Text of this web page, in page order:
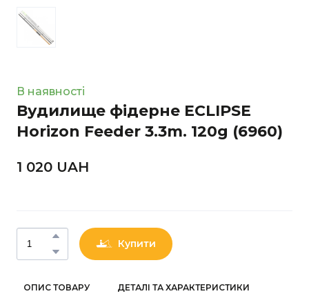
В наявності
Вудилище фідерне ECLIPSE
Horizon Feeder 3.3m. 120g (6960)
1 020 UAН
Купити
ОПИС ТОВАРУ ДЕТАЛІ ТА ХАРАКТЕРИСТИКИ